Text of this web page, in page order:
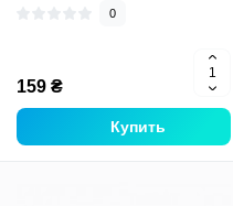
0
159 ₴
Купить